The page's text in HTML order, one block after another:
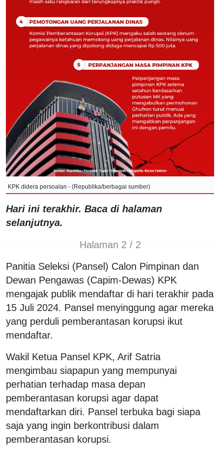
KPK didera persoalan - (Republika/berbagai sumber)
Hari ini terakhir. Baca di halaman
selanjutnya.
Halaman 2 / 2
Panitia Seleksi (Pansel) Calon Pimpinan dan
Dewan Pengawas (Capim-Dewas) KPK
mengajak publik mendaftar di hari terakhir pada
15 Juli 2024. Pansel menyinggung agar mereka
yang perduli pemberantasan korupsi ikut
mendaftar.
Wakil Ketua Pansel KPK, Arif Satria
mengimbau siapapun yang mempunyai
perhatian terhadap masa depan
pemberantasan korupsi agar dapat
mendaftarkan diri. Pansel terbuka bagi siapa
saja yang ingin berkontribusi dalam
pemberantasan korupsi.